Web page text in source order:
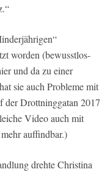
worden (bewusstlos-
und da zu einer
sie auch Probleme mit
der Drottninggatan 2017
Video auch mit
auffindbar.)
drehte Christina